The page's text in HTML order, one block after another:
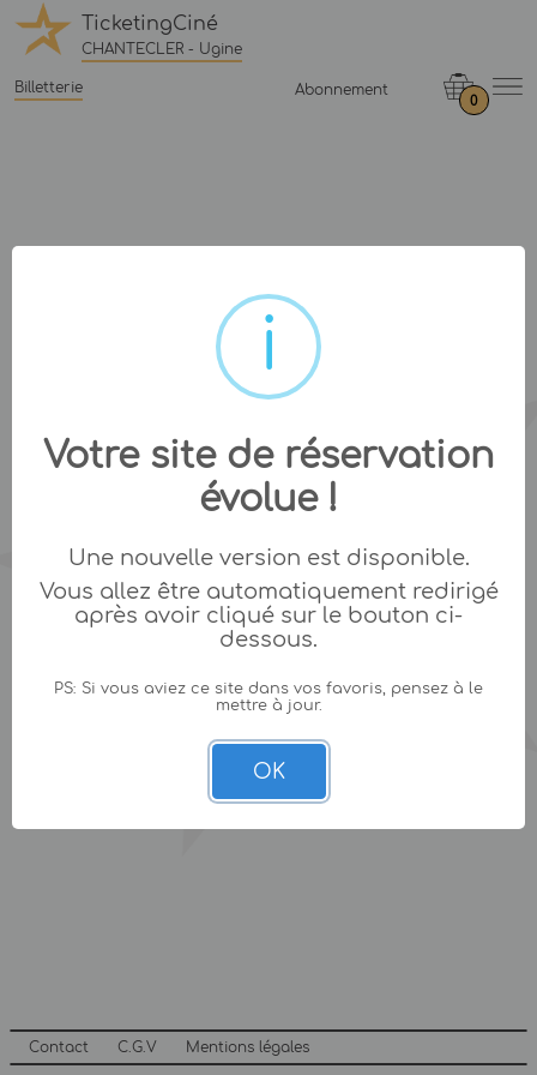
TicketingCiné
CHANTECLER - Ugine
Billetterie Abonnement
0
Contact C.G.V Mentions légales
Votre site de réservation
évolue !
Une nouvelle version est disponible.
Vous allez être automatiquement redirigé
après avoir cliqué sur le bouton ci-
dessous.
PS: Si vous aviez ce site dans vos favoris, pensez à le
mettre à jour.
OK